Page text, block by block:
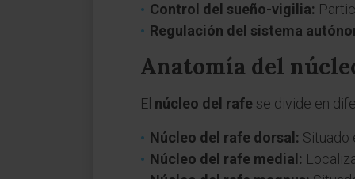
Control del sueño-vigilia:
Regulación del sistema
Anatomía del
El núcleo del rafe se divide en
Núcleo del rafe dorsal: Situado
Núcleo del rafe medial: